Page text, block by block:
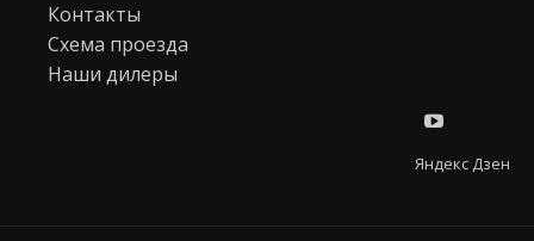
Контакты
Схема проезда
Наши дилеры
Яндекс Дзен